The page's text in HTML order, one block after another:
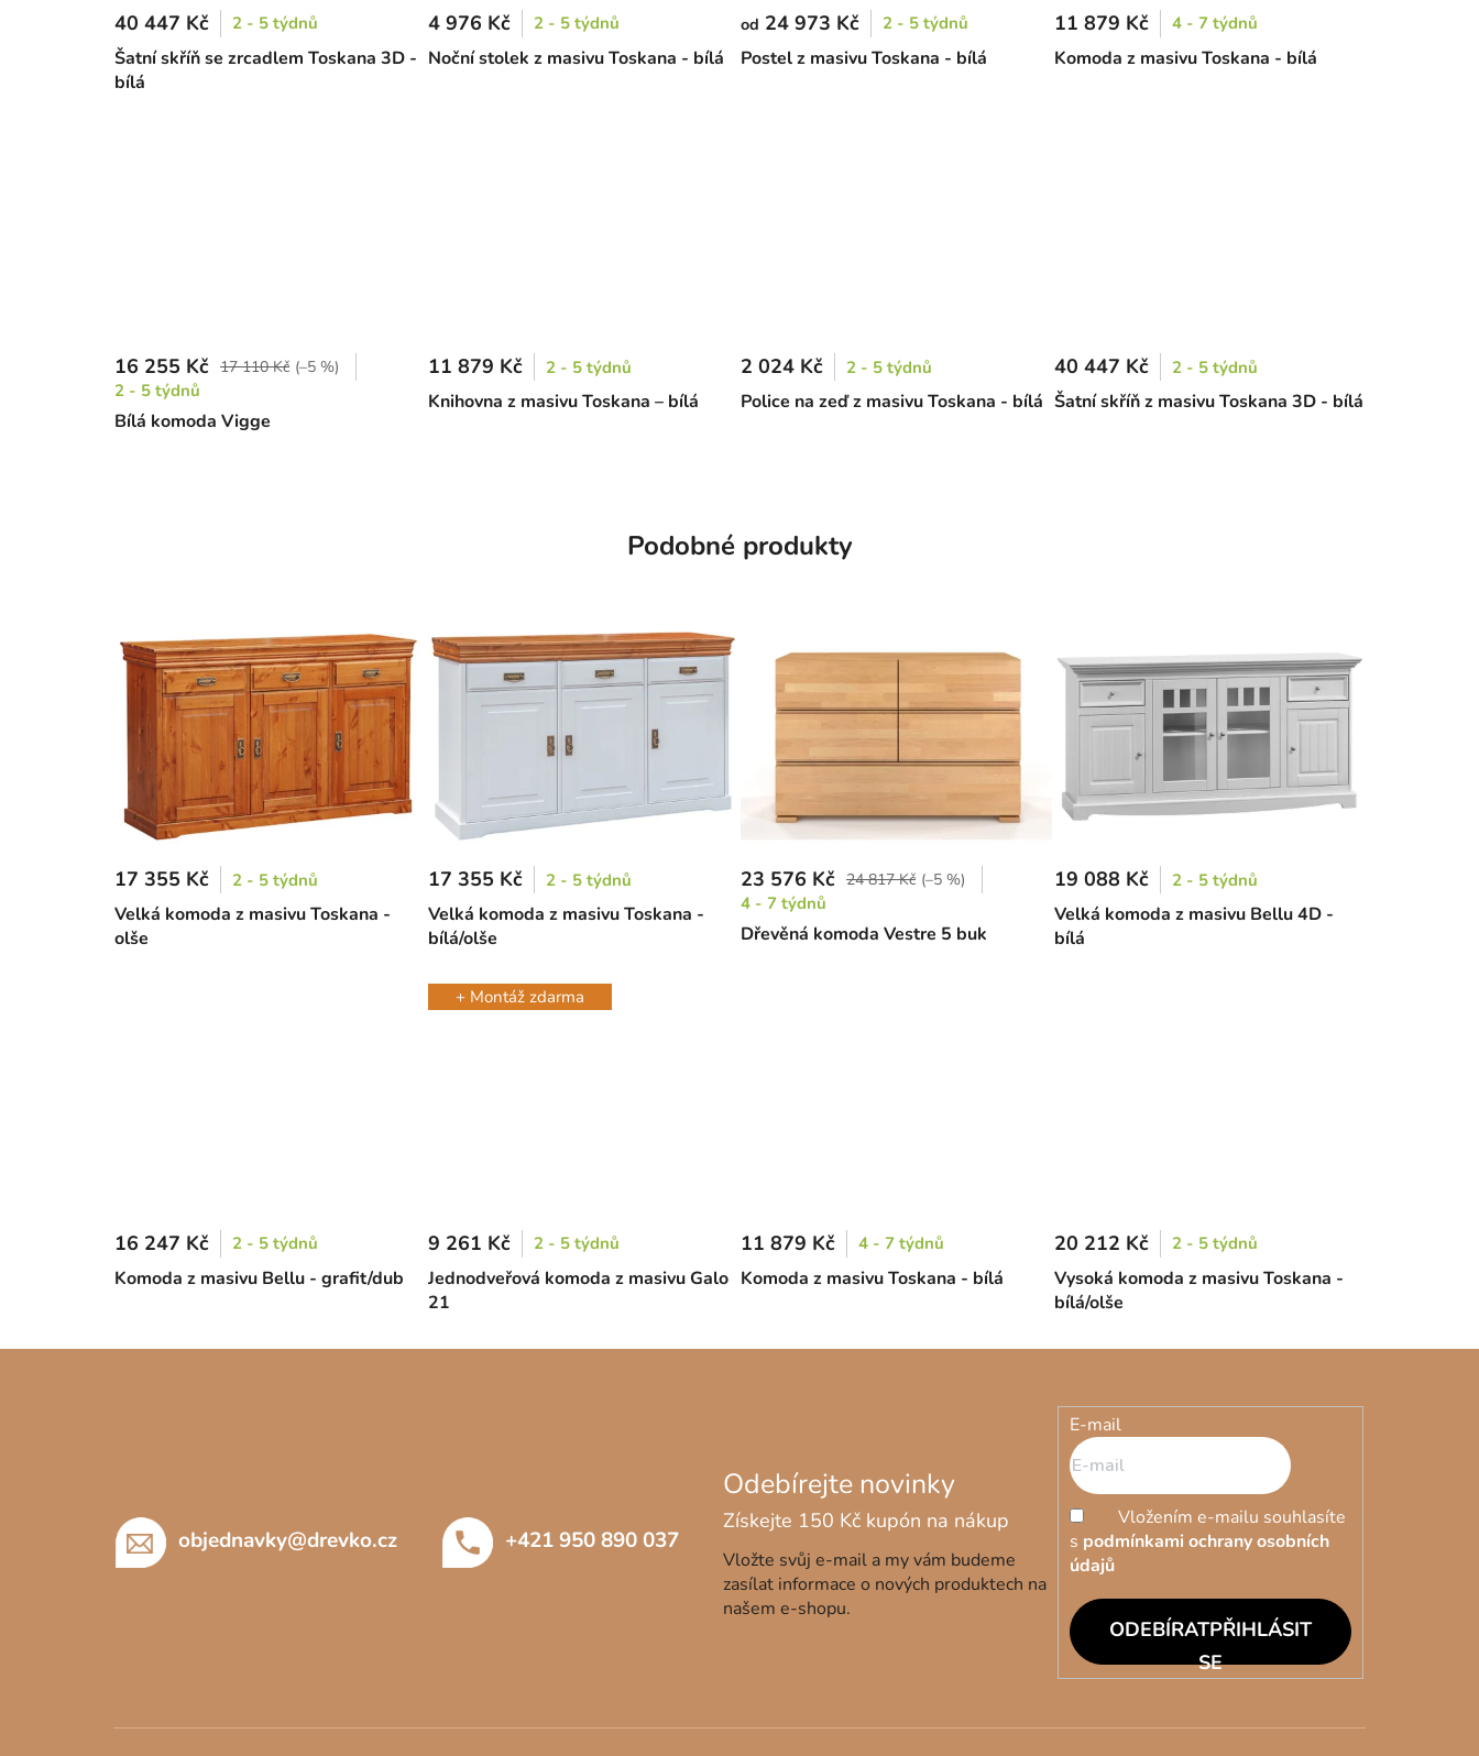
Šatní skříň se zrcadlem Toskana 3D -
bílá
40 447 Kč 2 - 5 týdnů
Noční stolek z masivu Toskana - bílá
4 976 Kč 2 - 5 týdnů
Postel z masivu Toskana - bílá
od 24 973 Kč 2 - 5 týdnů
Komoda z masivu Toskana - bílá
11 879 Kč 4 - 7 týdnů
Bílá komoda Vigge
16 255 Kč 17 110 Kč (–5 %)
2 - 5 týdnů Knihovna z masivu Toskana – bílá
11 879 Kč 2 - 5 týdnů
Police na zeď z masivu Toskana - bílá
2 024 Kč 2 - 5 týdnů
Šatní skříň z masivu Toskana 3D - bílá
40 447 Kč 2 - 5 týdnů
Podobné produkty
Velká komoda z masivu Toskana -
olše
17 355 Kč 2 - 5 týdnů
Velká komoda z masivu Toskana -
bílá/olše
17 355 Kč 2 - 5 týdnů
Dřevěná komoda Vestre 5 buk
23 576 Kč 24 817 Kč (–5 %)
4 - 7 týdnů
Velká komoda z masivu Bellu 4D -
bílá
19 088 Kč 2 - 5 týdnů
Komoda z masivu Bellu - grafit/dub
16 247 Kč 2 - 5 týdnů
+ Montáž zdarma
Jednodveřová komoda z masivu Galo
21
9 261 Kč 2 - 5 týdnů
Komoda z masivu Toskana - bílá
11 879 Kč 4 - 7 týdnů
Vysoká komoda z masivu Toskana -
bílá/olše
20 212 Kč 2 - 5 týdnů
objednavky@drevko.cz +421 950 890 037
Vložte svůj e-mail a my vám budeme
zasílat informace o nových produktech na
našem e-shopu.
E-mail
Vložením e-mailu souhlasíte
s podmínkami ochrany osobních
údajů
PŘIHLÁSIT
SE